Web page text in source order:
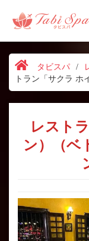
タビスパ /
トラン「サクラ ホ
レスト
ン）（ベ